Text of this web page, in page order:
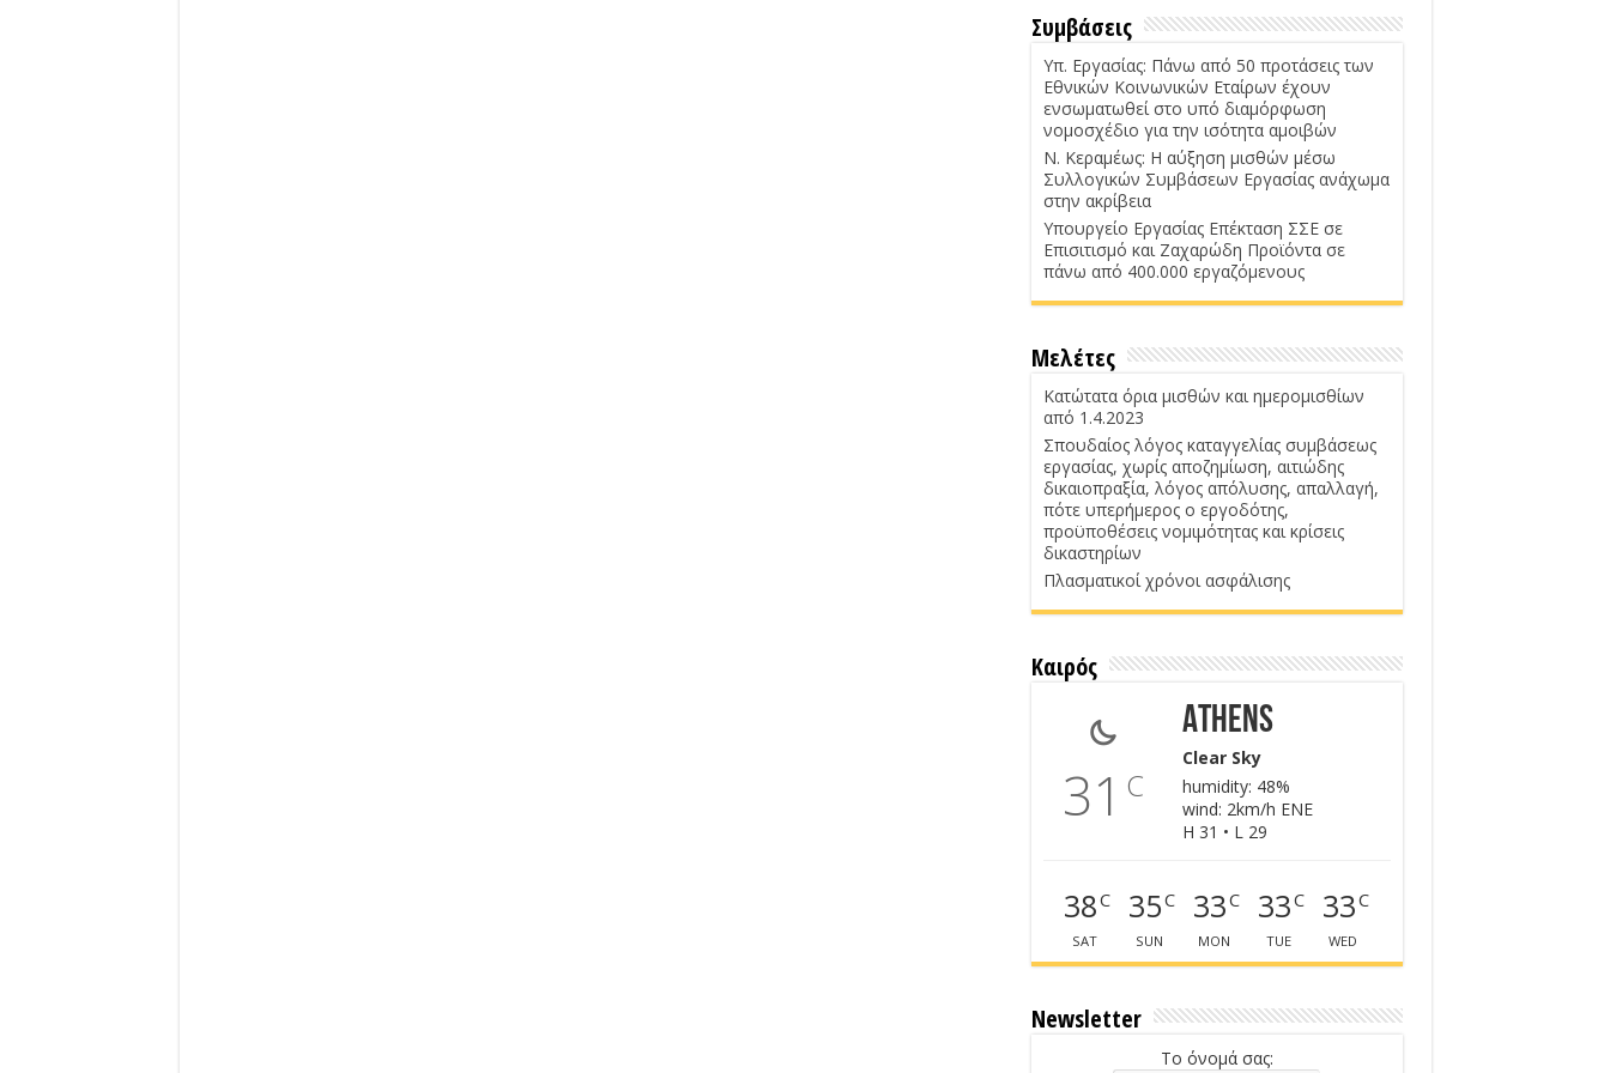
Συμβάσεις
Υπ. Εργασίας: Πάνω από 50 προτάσεις των
Εθνικών Κοινωνικών Εταίρων έχουν
ενσωματωθεί στο υπό διαμόρφωση
νομοσχέδιο για την ισότητα αμοιβών
Ν. Κεραμέως: Η αύξηση μισθών μέσω
Συλλογικών Συμβάσεων Εργασίας ανάχωμα
στην ακρίβεια
Υπουργείο Εργασίας Επέκταση ΣΣΕ σε
Επισιτισμό και Ζαχαρώδη Προϊόντα σε
πάνω από 400.000 εργαζόμενους
Μελέτες
Κατώτατα όρια μισθών και ημερομισθίων
από 1.4.2023
Σπουδαίος λόγος καταγγελίας συμβάσεως
εργασίας, χωρίς αποζημίωση, αιτιώδης
δικαιοπραξία, λόγος απόλυσης, απαλλαγή,
πότε υπερήμερος ο εργοδότης,
προϋποθέσεις νομιμότητας και κρίσεις
δικαστηρίων
Πλασματικοί χρόνοι ασφάλισης
Καιρός
31 C
Athens
Clear Sky
humidity: 48%
wind: 2km/h ENE
H 31 • L 29
38C
SAT
35C
SUN
33C
MON
33C
TUE
33C
WED
Newsletter
Το όνομά σας: